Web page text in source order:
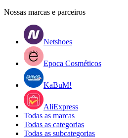
Nossas marcas e parceiros
Netshoes
Epoca Cosméticos
KaBuM!
AliExpress
Todas as marcas
Todas as categorias
Todas as subcategorias